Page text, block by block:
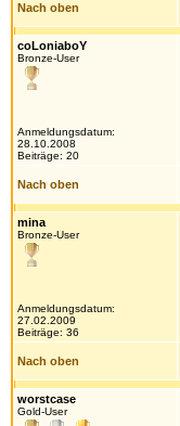
Nach oben
coLoniaboY
Bronze-User
Anmeldungsdatum:
28.10.2008
Beiträge: 20
Nach oben
mina
Bronze-User
Anmeldungsdatum:
27.02.2009
Beiträge: 36
Nach oben
worstcase
Gold-User